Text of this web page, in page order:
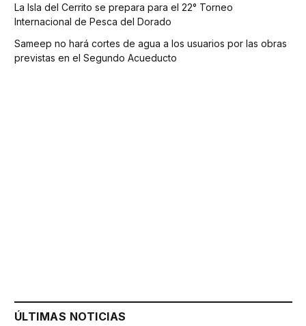
La Isla del Cerrito se prepara para el 22° Torneo
Internacional de Pesca del Dorado
Sameep no hará cortes de agua a los usuarios por las obras
previstas en el Segundo Acueducto
ÚLTIMAS NOTICIAS